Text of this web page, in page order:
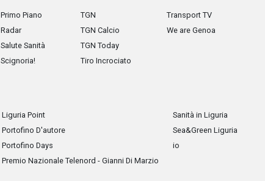
Primo Piano
Radar
Salute Sanità
Scignoria!
TGN
TGN Calcio
TGN Today
Tiro Incrociato
Transport TV
We are Genoa
Liguria Point
Portofino D'autore
Portofino Days
Premio Nazionale Telenord - Gianni Di Marzio
Sanità in Liguria
Sea&Green Liguria
io